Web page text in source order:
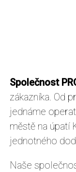
Společnost
zákazníka. Od
jednáme
městě na úpatí
jednotného
Naše